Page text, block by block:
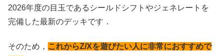
2026年度の目玉であるシールドシフトやジェネレートを
完備した最新のデッキです．
そのため， これからZ/Xを遊びたい人に非常におすすめで